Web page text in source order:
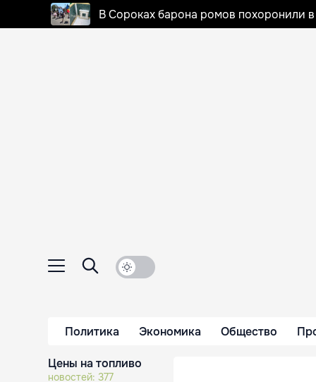
В Сороках барона ромов похоронили
Политика Экономика Общество
Цены на топливо
новостей: 377